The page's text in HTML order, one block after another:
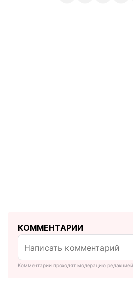
КОММЕНТАРИИ
Комментарии проходят модерацию редакцией